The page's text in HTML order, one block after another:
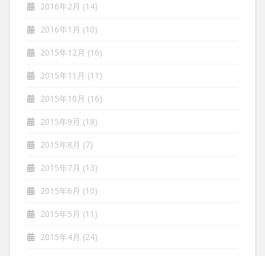
2016年2月 (14)
2016年1月 (10)
2015年12月 (16)
2015年11月 (11)
2015年10月 (16)
2015年9月 (18)
2015年8月 (7)
2015年7月 (13)
2015年6月 (10)
2015年5月 (11)
2015年4月 (24)